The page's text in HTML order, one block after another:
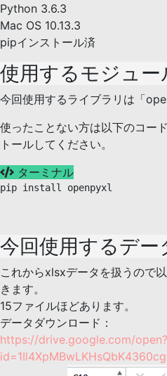
Python 3.6.3
Mac OS 10.13.3
pipインストール済
使用するモジュー
今回使用するライブラリは「
使ったことない方は以下のコー
トールしてください。
ターミナル
pip install openpyxl
今回使用するデー
これからxlsxデータを扱うので
きます。
15ファイルほどあります。
データダウンロード：
https://drive.google.com/open?